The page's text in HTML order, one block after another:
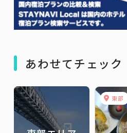
あわせてチェック
東部